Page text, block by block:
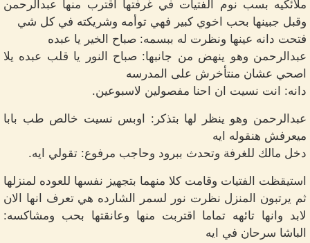
ملائكيه بسب نوم الفتيات في غرفتها اقترب منها عبدالرحمن
وقبل جبينها بحب اخوي كبير فهي توأمه وشريكته في كل شي
فتحت دانه عينها ونظرت له ببسمه: صباح الخير يا عبده
عبدالرحمن وهو ينهض من جانبها: صباح النور يا قلب عبده يلا
اصحي عشان منتأخرش على المدرسه
دانه: انت نسيت ان احنا مفصولين لاسبوعين.
عبدالرحمن وهو ينظر لها بتذكر: اوبس نسيت خالص طب بابا
ميعرفش هنقوله ايه
دخل مالك للغرفة وتحدث ببرود وحاجب مرفوع: تقولي ايه.
استيقظت الفتيات وقامت كلا منهما بتجهيز نفسها للعوده لمنزلها
ثم يرتبون المنزل نظرت نور لسمر الشارده هي تعرف انها الان
لابد وانها تائهه تماما اقتربت منها وعانقتها بحب ومشاكسه:
الباشا سرحان في ايه